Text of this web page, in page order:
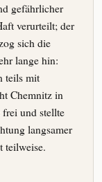
gefährlicher
verurteilt; der
sich die
lange hin:
teils mit
Chemnitz in
und stellte
langsamer
teilweise.